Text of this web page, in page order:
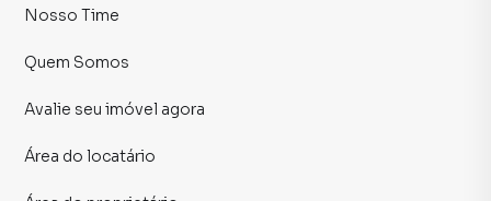
Nosso Time
Quem Somos
Avalie seu imóvel agora
Área do locatário